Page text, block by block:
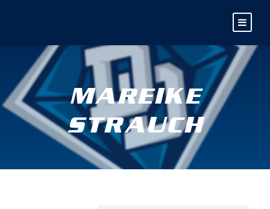
MAREIKE
STRAUCH